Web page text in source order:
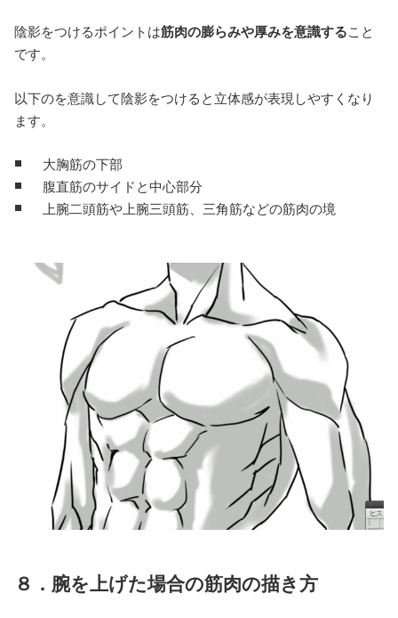
陰影をつけるポイントは筋肉の膨らみや厚みを意識すること
です。
以下のを意識して陰影をつけると立体感が表現しやすくなり
ます。
大胸筋の下部
腹直筋のサイドと中心部分
上腕二頭筋や上腕三頭筋、三角筋などの筋肉の境
８．腕を上げた場合の筋肉の描き方